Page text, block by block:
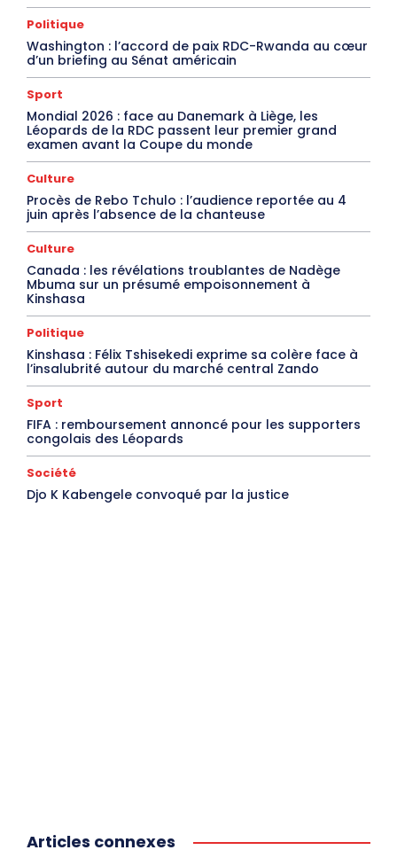
Politique
Washington : l’accord de paix RDC-Rwanda au cœur
d’un briefing au Sénat américain
Sport
Mondial 2026 : face au Danemark à Liège, les
Léopards de la RDC passent leur premier grand
examen avant la Coupe du monde
Culture
Procès de Rebo Tchulo : l’audience reportée au 4
juin après l’absence de la chanteuse
Culture
Canada : les révélations troublantes de Nadège
Mbuma sur un présumé empoisonnement à
Kinshasa
Politique
Kinshasa : Félix Tshisekedi exprime sa colère face à
l’insalubrité autour du marché central Zando
Sport
FIFA : remboursement annoncé pour les supporters
congolais des Léopards
Société
Djo K Kabengele convoqué par la justice
Articles connexes